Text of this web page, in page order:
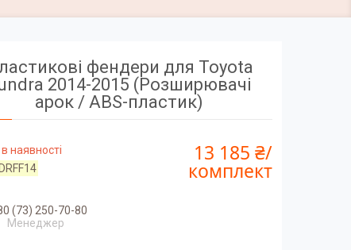
фендери для Toyota
2014-2015 (Розширювачі
арок / ABS-пластик)
наявності
13 185 ₴/
комплект
(73) 250-70-80
Менеджер